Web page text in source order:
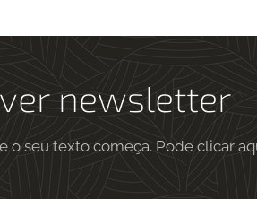
newsletter
o seu texto começa. Pode clicar